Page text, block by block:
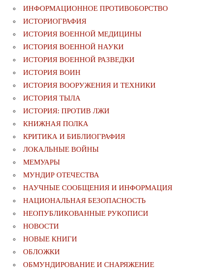
ИНФОРМАЦИОННОЕ ПРОТИВОБОРСТВО
ИСТОРИОГРАФИЯ
ИСТОРИЯ ВОЕННОЙ МЕДИЦИНЫ
ИСТОРИЯ ВОЕННОЙ НАУКИ
ИСТОРИЯ ВОЕННОЙ РАЗВЕДКИ
ИСТОРИЯ ВОИН
ИСТОРИЯ ВООРУЖЕНИЯ И ТЕХНИКИ
ИСТОРИЯ ТЫЛА
ИСТОРИЯ: ПРОТИВ ЛЖИ
КНИЖНАЯ ПОЛКА
КРИТИКА И БИБЛИОГРАФИЯ
ЛОКАЛЬНЫЕ ВОЙНЫ
МЕМУАРЫ
МУНДИР ОТЕЧЕСТВА
НАУЧНЫЕ СООБЩЕНИЯ И ИНФОРМАЦИЯ
НАЦИОНАЛЬНАЯ БЕЗОПАСНОСТЬ
НЕОПУБЛИКОВАННЫЕ РУКОПИСИ
НОВОСТИ
НОВЫЕ КНИГИ
ОБЛОЖКИ
ОБМУНДИРОВАНИЕ И СНАРЯЖЕНИЕ